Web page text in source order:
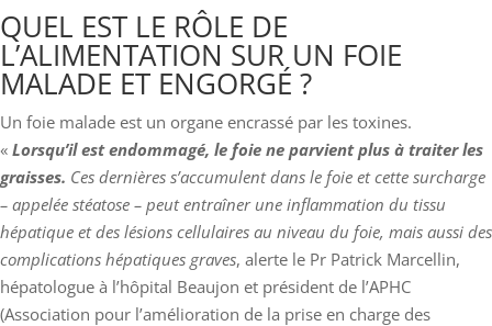
QUEL EST LE RÔLE DE
L’ALIMENTATION SUR UN FOIE
MALADE ET ENGORGÉ ?
Un foie malade est un organe encrassé par les toxines.
« Lorsqu’il est endommagé, le foie ne parvient plus à traiter les
graisses. Ces dernières s’accumulent dans le foie et cette surcharge
– appelée stéatose – peut entraîner une inflammation du tissu
hépatique et des lésions cellulaires au niveau du foie, mais aussi des
complications hépatiques graves, alerte le Pr Patrick Marcellin,
hépatologue à l’hôpital Beaujon et président de l’APHC
(Association pour l’amélioration de la prise en charge des